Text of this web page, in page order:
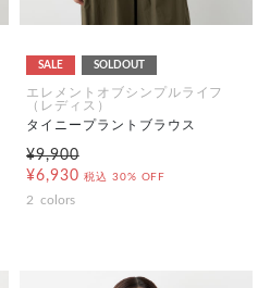
SALE SOLDOUT
エレメントオブシンプルライフ
（レディス）
タイニープラントブラウス
¥9,900
¥6,930 税込 30% OFF
2 colors